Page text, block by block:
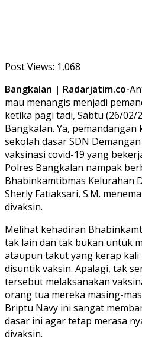
Post Views: 1,068
Bangkalan | Radarjatim.co-
mau menangis menjadi
ketika pagi tadi, Sabtu (26/02/
Bangkalan. Ya,
sekolah dasar SDN
vaksinasi covid-19 yang
Polres Bangkalan nampak
Bhabinkamtibmas Kelurahan
Sherly Fatiaksari, S.M.
divaksin.
Melihat kehadiran
tak lain dan tak bukan untuk
ataupun takut yang kerap kali
disuntik vaksin. Apalagi, tak
tersebut melaksanakan
orang tua mereka masing-
Briptu Navy ini sangat
dasar ini agar tetap merasa
divaksin.